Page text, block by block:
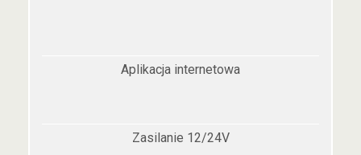
Aplikacja internetowa
Zasilanie 12/24V